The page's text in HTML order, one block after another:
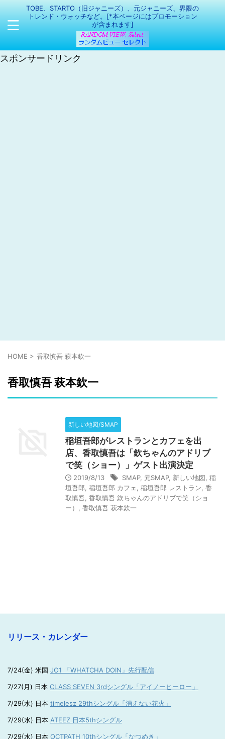
TOBE、STARTO（旧ジャニーズ）、元ジャニーズ、界隈の
トレンド・ウォッチなど。[*本ページにはプロモーション
が含まれます]
スポンサードリンク
HOME > 香取慎吾 萩本欽一
香取慎吾 萩本欽一
新しい地図/SMAP
稲垣吾郎がレストランとカフェを出
店、香取慎吾は「欽ちゃんのアドリブ
で笑（ショー）」ゲスト出演決定
2019/8/13 SMAP, 元SMAP, 新しい地図 稲
垣吾郎 稲垣吾郎 カフェ 稲垣吾郎 レストラン 香
取慎吾 香取慎吾 欽ちゃんのアドリブで笑（ショ
ー）
香取慎吾 萩本欽一
リリース・カレンダー
7/24(金) 米国 JO1 「WHATCHA DOIN」先行配信
7/27(月) 日本 CLASS SEVEN 3rdシングル「アイノーヒーロー」
7/29(水) 日本 timelesz 29thシングル「消えない花火」
7/29(水) 日本 ATEEZ 日本5thシングル
7/29(水) 日本 OCTPATH 10thシングル「なつめき」